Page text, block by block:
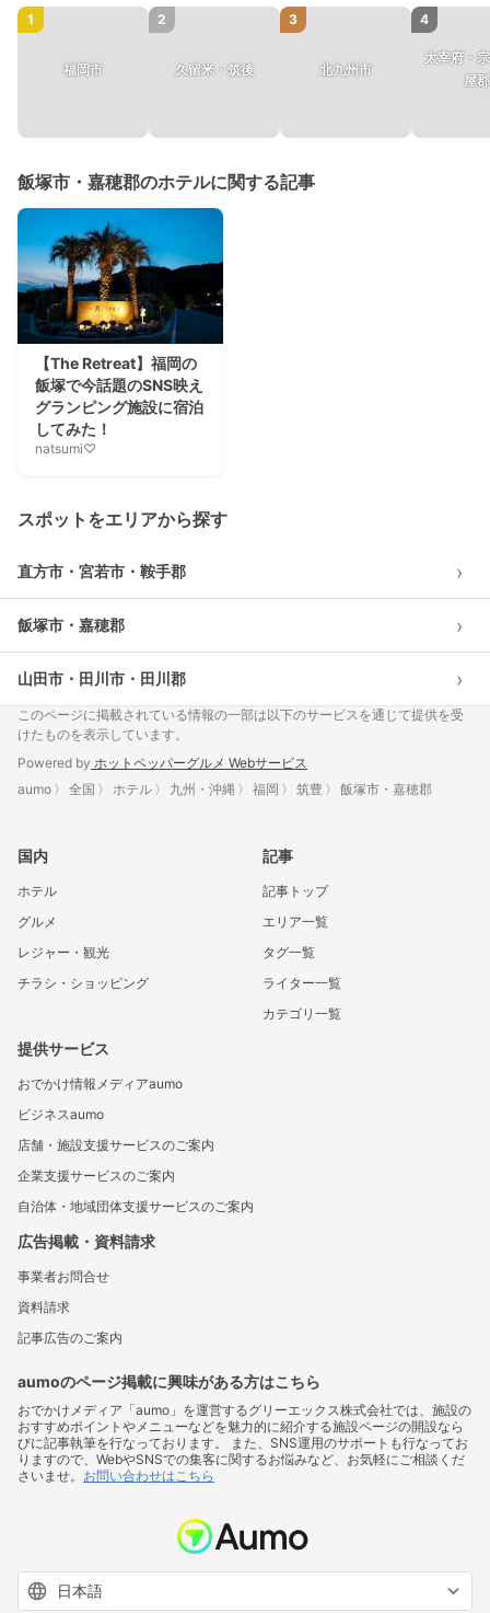
1
福岡市
2
久留米・筑後
3
北九州市
4
太宰府・
屋郡
飯塚市・嘉穂郡のホテルに関する記事
【The Retreat】福岡の
飯塚で今話題のSNS映え
グランピング施設に宿泊
してみた！
natsumi♡
スポットをエリアから探す
直方市・宮若市・鞍手郡 ›
飯塚市・嘉穂郡 ›
山田市・田川市・田川郡 ›
このページに掲載されている情報の一部は以下のサービスを通じて提供を受
けたものを表示しています。
Powered by ホットペッパーグルメ Webサービス
aumo
全国 ホテル 九州・沖縄 福岡 筑豊 飯塚市・嘉穂郡
国内
ホテル
グルメ
レジャー・観光
チラシ・ショッピング
記事
記事トップ
エリア一覧
タグ一覧
ライター一覧
カテゴリ一覧
提供サービス
おでかけ情報メディアaumo
ビジネスaumo
店舗・施設支援サービスのご案内
企業支援サービスのご案内
自治体・地域団体支援サービスのご案内
広告掲載・資料請求
事業者お問合せ
資料請求
記事広告のご案内
aumoのページ掲載に興味がある方はこちら
おでかけメディア「aumo」を運営するグリーエックス株式会社では、施設の
おすすめポイントやメニューなどを魅力的に紹介する施設ページの開設なら
びに記事執筆を行なっております。 また、SNS運用のサポートも行なってお
りますので、WebやSNSでの集客に関するお悩みなど、お気軽にご相談くだ
さいませ。 お問い合わせはこちら